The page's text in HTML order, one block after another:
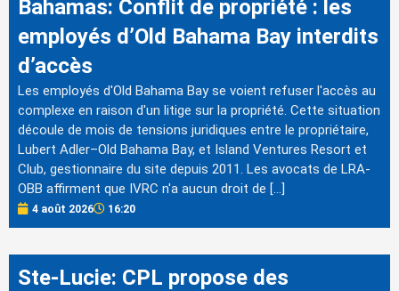
Bahamas: Conflit de propriété : les
employés d’Old Bahama Bay interdits
d’accès
Les employés d'Old Bahama Bay se voient refuser l'accès au
complexe en raison d'un litige sur la propriété. Cette situation
découle de mois de tensions juridiques entre le propriétaire,
Lubert Adler–Old Bahama Bay, et Island Ventures Resort et
Club, gestionnaire du site depuis 2011. Les avocats de LRA-
OBB affirment que IVRC n'a aucun droit de […]
4 août 2026 16:20
Ste-Lucie: CPL propose des